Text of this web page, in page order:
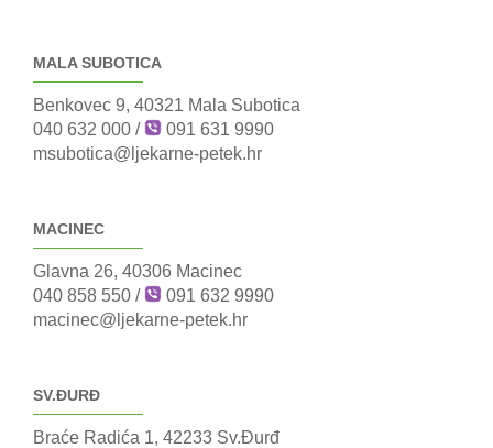
MALA SUBOTICA
Benkovec 9, 40321 Mala Subotica
040 632 000 /
091 631 9990
msubotica@ljekarne-petek.hr
MACINEC
Glavna 26, 40306 Macinec
040 858 550 /
091 632 9990
macinec@ljekarne-petek.hr
SV.ĐURĐ
Braće Radića 1, 42233 Sv.Đurđ